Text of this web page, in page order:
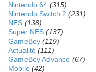
Nintendo 64 (315)
Nintendo Switch 2 (231)
NES (138)
Super NES (137)
GameBoy (119)
Actualité (111)
GameBoy Advance (67)
Mobile (42)